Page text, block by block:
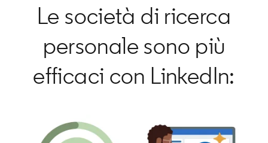
Le società di ricerca
personale sono più
efficaci con LinkedIn: